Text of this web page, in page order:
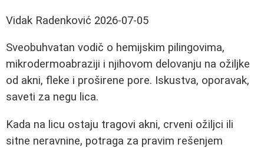
Vidak Radenković 2026-07-05
Sveobuhvatan vodič o hemijskim pilingovima,
mikrodermoabraziji i njihovom delovanju na ožiljke
od akni, fleke i proširene pore. Iskustva, oporavak,
saveti za negu lica.
Kada na licu ostaju tragovi akni, crveni ožiljci ili
sitne neravnine, potraga za pravim rešenjem